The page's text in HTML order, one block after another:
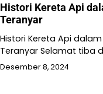
Histori Kereta Api
Teranyar
Histori Kereta Api
Teranyar Selamat tiba
Desember 8, 2024